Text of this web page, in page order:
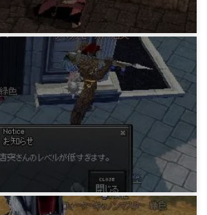
15年前
マビノギ小技データ
引っ掛ける技術
マビノギ小技データ